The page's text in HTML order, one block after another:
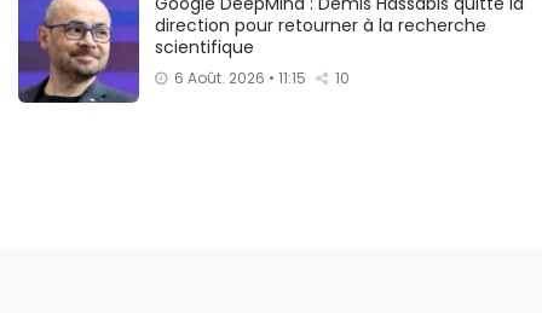
direction pour retourner à la recherche
scientifique
6 Août. 2026 • 11:15 10